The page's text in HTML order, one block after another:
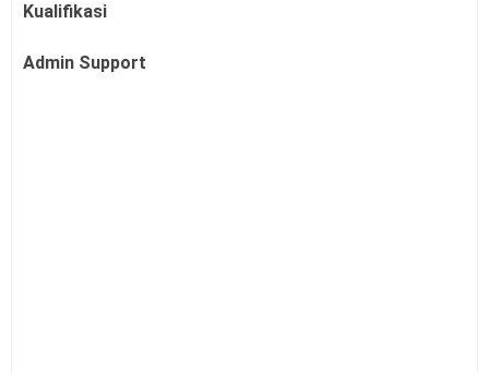
Kualifikasi
Admin Support